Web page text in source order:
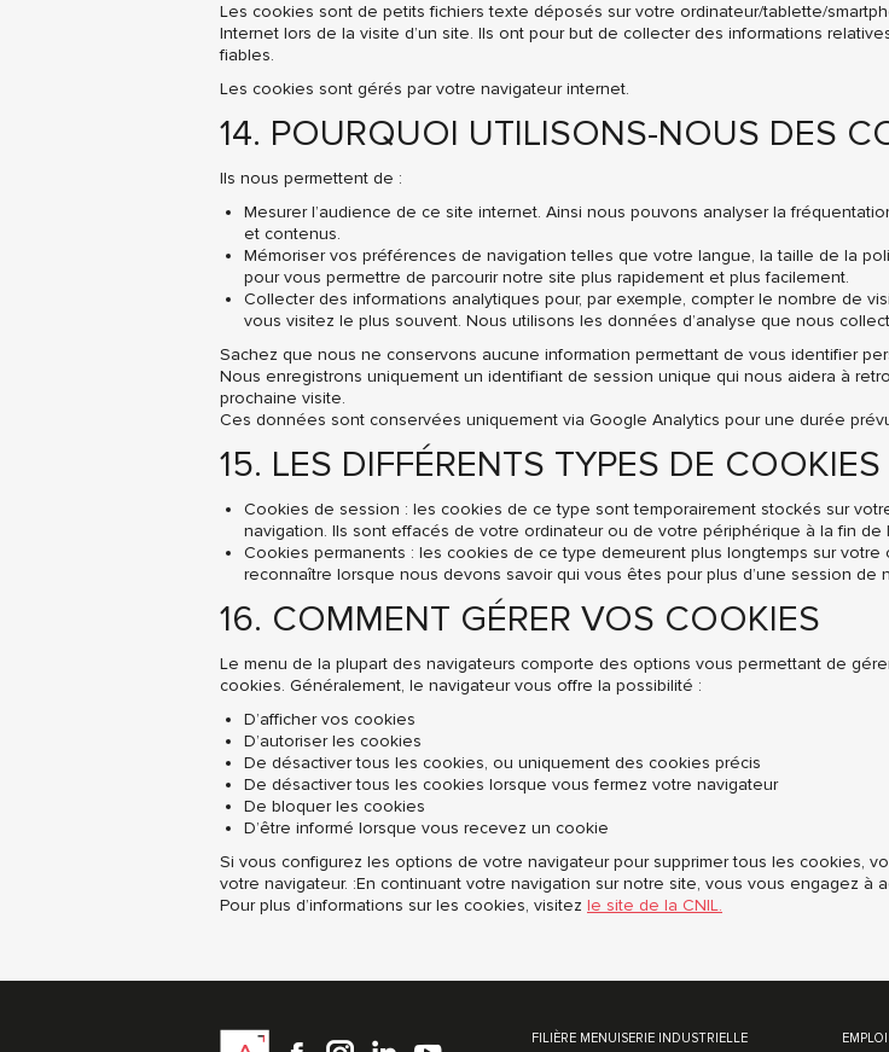
Les cookies sont de petits fichiers texte déposés sur votre ordinateur/tablette/
Internet lors de la visite d’un site. Ils ont pour but de collecter des informations
fiables.
Les cookies sont gérés par votre navigateur internet.
14. POURQUOI UTILISONS-NOUS DES
Ils nous permettent de :
Mesurer l’audience de ce site internet. Ainsi nous pouvons analyser la
et contenus.
Mémoriser vos préférences de navigation telles que votre langue, la taille de la
pour vous permettre de parcourir notre site plus rapidement et plus facilement.
Collecter des informations analytiques pour, par exemple, compter le nombre de
vous visitez le plus souvent. Nous utilisons les données d’analyse que nous
Sachez que nous ne conservons aucune information permettant de vous identifier
Nous enregistrons uniquement un identifiant de session unique qui nous aidera à
prochaine visite.
Ces données sont conservées uniquement via Google Analytics pour une durée
15. LES DIFFÉRENTS TYPES DE COOKIES
Cookies de session : les cookies de ce type sont temporairement stockés sur
navigation. Ils sont effacés de votre ordinateur ou de votre périphérique à la fin de
Cookies permanents : les cookies de ce type demeurent plus longtemps sur
reconnaître lorsque nous devons savoir qui vous êtes pour plus d’une session de
16. COMMENT GÉRER VOS COOKIES
Le menu de la plupart des navigateurs comporte des options vous permettant de
cookies. Généralement, le navigateur vous offre la possibilité :
D’afficher vos cookies
D’autoriser les cookies
De désactiver tous les cookies, ou uniquement des cookies précis
De désactiver tous les cookies lorsque vous fermez votre navigateur
De bloquer les cookies
D’être informé lorsque vous recevez un cookie
Si vous configurez les options de votre navigateur pour supprimer tous les cookies,
votre navigateur. :En continuant votre navigation sur notre site, vous vous engagez à
Pour plus d’informations sur les cookies, visitez le site de la CNIL.
FILIÈRE MENUISERIE INDUSTRIELLE